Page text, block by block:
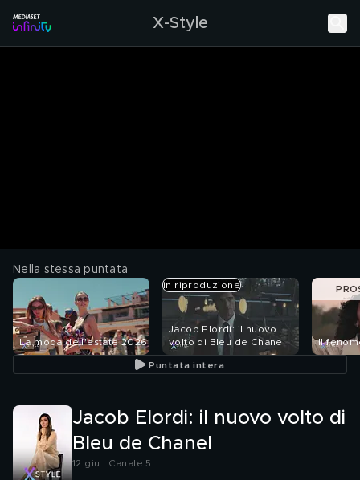
X-Style
Nella stessa puntata
La moda dell'estate 2026
in riproduzione
Jacob Elordi: il nuovo
volto di Bleu de Chanel
Il
Puntata intera
Jacob Elordi: il nuovo volto di
Bleu de Chanel
12 giu | Canale 5